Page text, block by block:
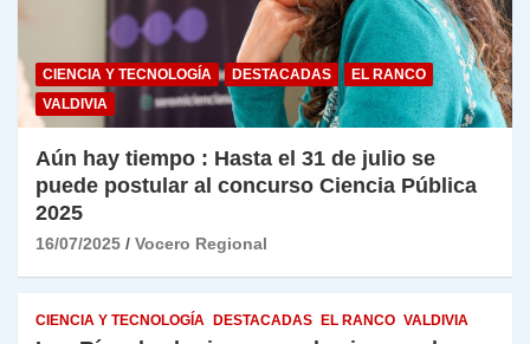
CIENCIA Y TECNOLOGÍA DESTACADAS
EL RANCO
VALDIVIA
Aún hay tiempo : Hasta el 31 de julio se
puede postular al concurso Ciencia Pública
2025
16/07/2025 Vocero Regional
CIENCIA Y TECNOLOGÍA DESTACADAS EL RANCO VALDIVIA